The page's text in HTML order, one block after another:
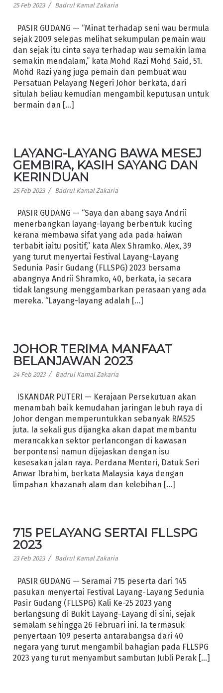
25 Feb 2023 / Badrul Kamal Zakaria
PASIR GUDANG — “Minat terhadap seni wau bermula
sejak 2009 selepas melihat sekumpulan pemain wau
dan sejak itu cinta saya terhadap wau semakin lama
semakin mendalam,” kata Mohd Razi Mohd Said, 51.
Mohd Razi yang juga pemain dan pembuat wau
Persatuan Pelayang Negeri Johor berkata, dari
situlah beliau kemudian mengambil keputusan untuk
bermain dan […]
LAYANG-LAYANG BAWA MESEJ
GEMBIRA, KASIH SAYANG DAN
KERINDUAN
25 Feb 2023 / Badrul Kamal Zakaria
PASIR GUDANG — “Saya dan abang saya Andrii
menerbangkan layang-layang berbentuk kucing
kerana membawa sifat yang ada pada haiwan
terbabit iaitu positif,” kata Alex Shramko. Alex, 39
yang turut menyertai Festival Layang-Layang
Sedunia Pasir Gudang (FLLSPG) 2023 bersama
abangnya Andrii Shramko, 40, berkata, ia secara
tidak langsung menggambarkan perasaan yang ada
mereka. “Layang-layang adalah […]
JOHOR TERIMA MANFAAT
BELANJAWAN 2023
24 Feb 2023 / Badrul Kamal Zakaria
ISKANDAR PUTERI — Kerajaan Persekutuan akan
menambah baik kemudahan jaringan lebuh raya di
Johor dengan memperuntukkan sebanyak RM525
juta. Ia sekali gus dijangka akan dapat membantu
merancakkan sektor perlancongan di kawasan
berpontensi namun dijejaskan dengan isu
kesesakan jalan raya. Perdana Menteri, Datuk Seri
Anwar Ibrahim, berkata Malaysia kaya dengan
limpahan khazanah alam dan kelebihan […]
715 PELAYANG SERTAI FLLSPG
2023
23 Feb 2023 / Badrul Kamal Zakaria
PASIR GUDANG — Seramai 715 peserta dari 145
pasukan menyertai Festival Layang-Layang Sedunia
Pasir Gudang (FLLSPG) Kali Ke-25 2023 yang
berlangsung di Bukit Layang-Layang di sini, sejak
semalam sehingga 26 Februari ini. Ia termasuk
penyertaan 109 peserta antarabangsa dari 40
negara yang turut mengambil bahagian pada FLLSPG
2023 yang turut menyambut sambutan Jubli Perak […]